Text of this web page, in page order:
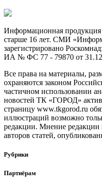
Информационная продукция
старше 16 лет. СМИ
зарегистрировано
ИА № ФС 77 - 79870 от
Все права на материалы,
охраняются законом
частичном использовании
новостей ТК «ГОРОД»
страницу www.tkgorod.ru
иллюстраций возможно
редакции. Мнение редакции
авторов статей,
Рубрики
Партнёрам